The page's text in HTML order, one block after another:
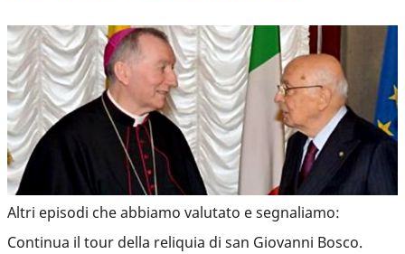
Altri episodi che abbiamo valutato e segnaliamo:
Continua il tour della reliquia di san Giovanni Bosco.